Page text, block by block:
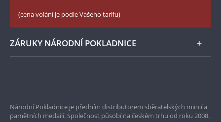
LinkedIn Národní Pokladnice
Instagram Národní Pokladnice
(cena volání je podle Vašeho tarifu)
ZÁRUKY NÁRODNÍ POKLADNICE
Garance nejvyšší kvality
Národní Pokladnice je předním distributorem sběratelských mincí a
pamětních medailí. Společnost působí na českém trhu od roku 2008.